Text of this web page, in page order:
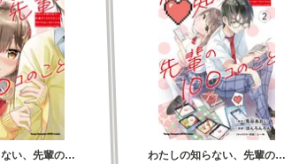
い、先輩の… わたしの知らない、先輩の…